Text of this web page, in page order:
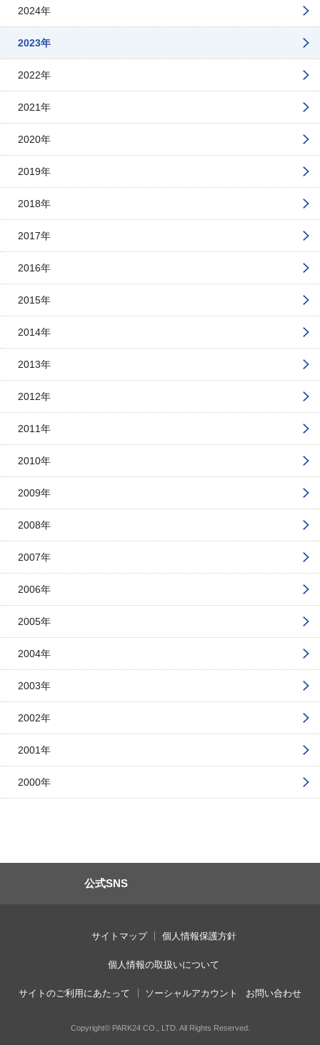
2024年
2023年
2022年
2021年
2020年
2019年
2018年
2017年
2016年
2015年
2014年
2013年
2012年
2011年
2010年
2009年
2008年
2007年
2006年
2005年
2004年
2003年
2002年
2001年
2000年
公式SNS
サイトマップ 個人情報保護方針
個人情報の取扱いについて
サイトのご利用にあたって ソーシャルアカウント お問い合わせ
Copyright© PARK24 CO., LTD. All Rights Reserved.